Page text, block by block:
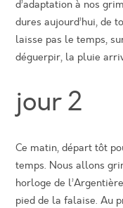
d’adaptation à nos
dures aujourd’hui, de
laisse pas le temps,
déguerpir, la pluie
jour 2
Ce matin, départ tôt
temps. Nous allons
horloge de
pied de la falaise. Au